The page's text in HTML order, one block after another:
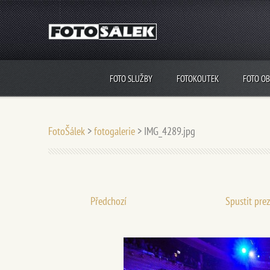
FOTO SLUŽBY FOTOKOUTEK FOTO
FotoŠálek >fotogalerie > IMG_4289.jpg
Předchozí Spustit